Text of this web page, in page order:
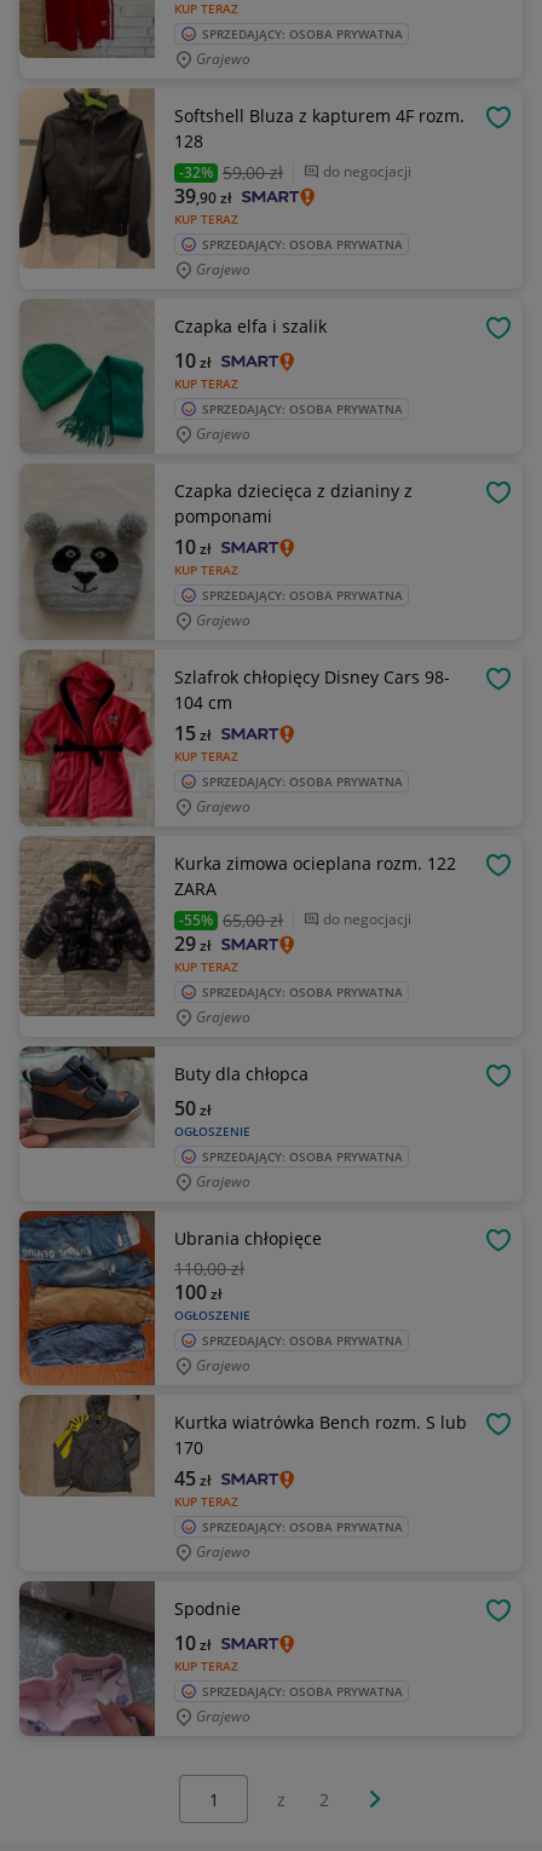
KUP TERAZ
SPRZEDAJĄCY: OSOBA PRYWATNA
Grajewo
Softshell Bluza z kapturem 4F rozm.
128
-32% 59,00 zł do negocjacji
KUP TERAZ
39,90zł
SPRZEDAJĄCY: OSOBA PRYWATNA
Grajewo
Czapka elfa i szalik
KUP TERAZ
10zł
SPRZEDAJĄCY: OSOBA PRYWATNA
Grajewo
Czapka dziecięca z dzianiny z
pomponami
KUP TERAZ
10zł
SPRZEDAJĄCY: OSOBA PRYWATNA
Grajewo
Szlafrok chłopięcy Disney Cars 98-
104 cm
KUP TERAZ
15zł
SPRZEDAJĄCY: OSOBA PRYWATNA
Grajewo
Kurka zimowa ocieplana rozm. 122
ZARA
-55% 65,00 zł do negocjacji
KUP TERAZ
29zł
SPRZEDAJĄCY: OSOBA PRYWATNA
Grajewo
Buty dla chłopca
OGŁOSZENIE
50zł
SPRZEDAJĄCY: OSOBA PRYWATNA
Grajewo
Ubrania chłopięce
110,00 zł
OGŁOSZENIE
100zł
SPRZEDAJĄCY: OSOBA PRYWATNA
Grajewo
Kurtka wiatrówka Bench rozm. S lub
170
KUP TERAZ
45zł
SPRZEDAJĄCY: OSOBA PRYWATNA
Grajewo
Spodnie
KUP TERAZ
10zł
SPRZEDAJĄCY: OSOBA PRYWATNA
Grajewo
z 2 Następna strona